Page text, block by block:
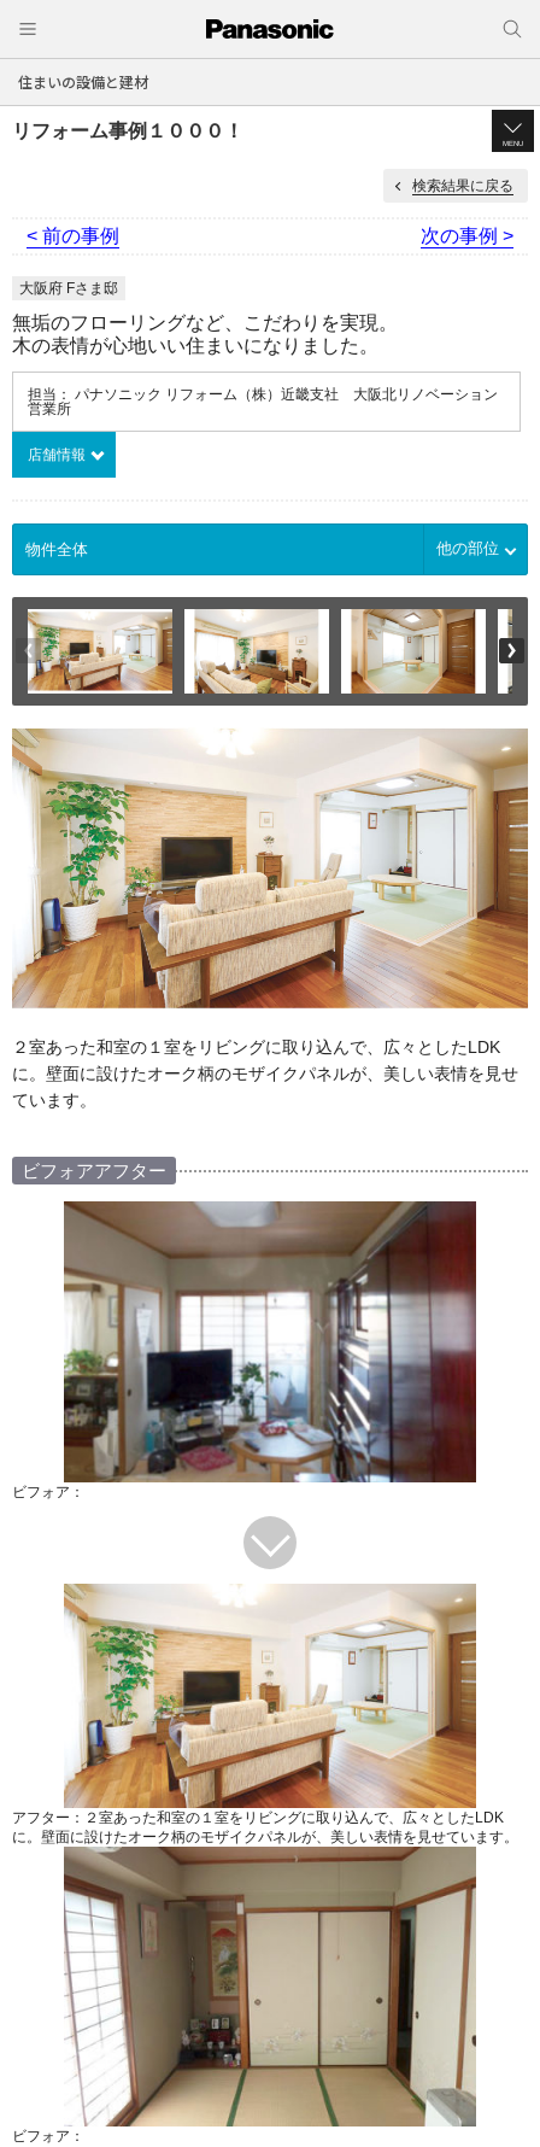
住まいの設備と建材
リフォーム事例１０００！
MENU
検索結果に戻る
< 前の事例 次の事例 >
大阪府 Fさま邸
無垢のフローリングなど、こだわりを実現。
木の表情が心地いい住まいになりました。
担当： パナソニック リフォーム（株）近畿支社 大阪北リノベーション
営業所
店舗情報
他の部位
２室あった和室の１室をリビングに取り込んで、広々としたLDK
に。壁面に設けたオーク柄のモザイクパネルが、美しい表情を見せ
ています。
ビフォアアフター
ビフォア：
アフター：２室あった和室の１室をリビングに取り込んで、広々としたLDK
に。壁面に設けたオーク柄のモザイクパネルが、美しい表情を見せています。
ビフォア：